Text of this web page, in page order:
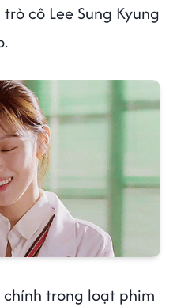
cô Lee Sung Kyung
trong loạt phim